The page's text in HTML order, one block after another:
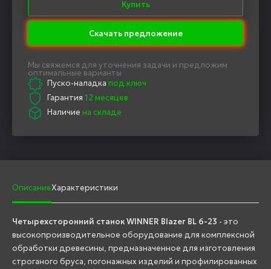
Купить
Скачать предложение
Мы свяжемся для уточнения задачи и предложим
оптимальные варианты
Пуско-наладка под ключ
Гарантия 12 месяцев
Наличие на складе
ОписаниеХарактеристики
Четырехсторонний станок WINNER Blazer BL 6-23 - это
высокопроизводительное оборудование для комплексной
обработки древесины, предназначенное для изготовления
строганого бруса, погонажных изделий и профилированных